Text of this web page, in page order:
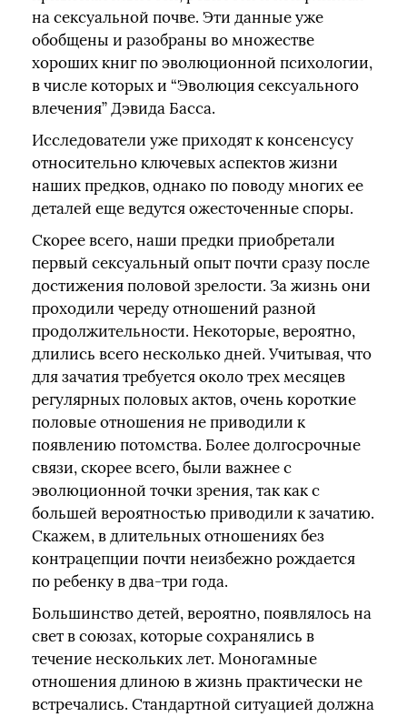
на сексуальной почве. Эти данные уже
обобщены и разобраны во множестве
хороших книг по эволюционной психологии,
в числе которых и “Эволюция сексуального
влечения” Дэвида Басса.
Исследователи уже приходят к консенсусу
относительно ключевых аспектов жизни
наших предков, однако по поводу многих ее
деталей еще ведутся ожесточенные споры.
Скорее всего, наши предки приобретали
первый сексуальный опыт почти сразу после
достижения половой зрелости. За жизнь они
проходили череду отношений разной
продолжительности. Некоторые, вероятно,
длились всего несколько дней. Учитывая, что
для зачатия требуется около трех месяцев
регулярных половых актов, очень короткие
половые отношения не приводили к
появлению потомства. Более долгосрочные
связи, скорее всего, были важнее с
эволюционной точки зрения, так как с
большей вероятностью приводили к зачатию.
Скажем, в длительных отношениях без
контрацепции почти неизбежно рождается
по ребенку в два-три года.
Большинство детей, вероятно, появлялось на
свет в союзах, которые сохранялись в
течение нескольких лет. Моногамные
отношения длиною в жизнь практически не
встречались. Стандартной ситуацией должна